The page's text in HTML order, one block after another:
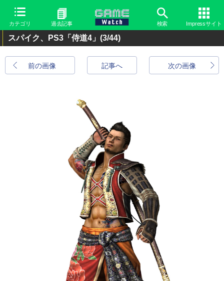
カテゴリ 過去記事 検索 Impressサイト
スパイク、PS3「侍道4」 (3/44)
前の画像 次の画像
記事へ